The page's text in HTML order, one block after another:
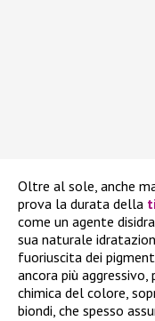
Oltre al sole, anche
prova la durata della
come un agente
sua naturale
fuoriuscita dei
ancora più
chimica del colore,
biondi, che spesso